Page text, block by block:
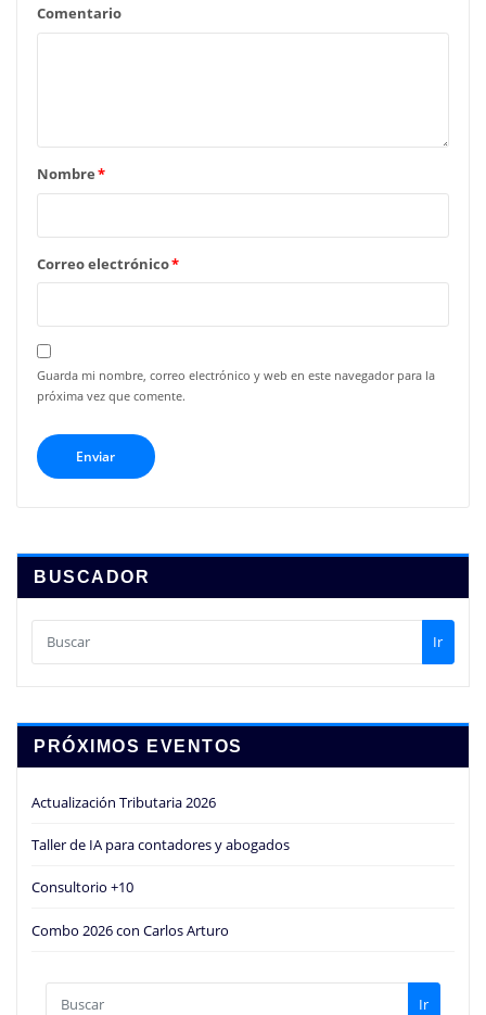
Comentario
Nombre*
Correo electrónico*
Guarda mi nombre, correo electrónico y web en este navegador para la
próxima vez que comente.
BUSCADOR
Ir
PRÓXIMOS EVENTOS
Actualización Tributaria 2026
Taller de IA para contadores y abogados
Consultorio +10
Combo 2026 con Carlos Arturo
Ir